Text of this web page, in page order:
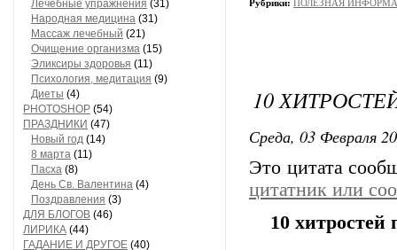
Лечебные упражнения (31)
Народная медицина (31)
Массаж лечебный (21)
Очищение организма (15)
Эликсиры здоровья (11)
Психология, медитация (9)
Диеты (4)
PHOTOSHOP (54)
ПРАЗДНИКИ (47)
Новый год (14)
8 марта (11)
Пасха (8)
День Св. Валентина (4)
Поздравления (3)
ДЛЯ БЛОГОВ (46)
ЛИРИКА (44)
ГАДАНИЕ И ДРУГОЕ (40)
Рубрики: ПОЛЕЗНАЯ
10
Среда, 03 Февраля
Это цитата
цитатник или
10 хитростей